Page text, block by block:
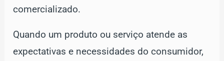
comercializado.
Quando um produto ou serviço atende as
expectativas e necessidades do consumidor,